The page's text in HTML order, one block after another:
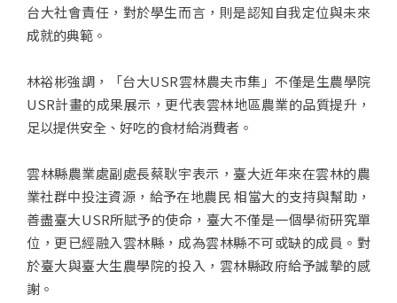
台大社會責任，對於學生而言，則是認知自我定位與未來
成就的典範。
林裕彬強調，「台大USR雲林農夫市集」不僅是生農學院
USR計畫的成果展示，更代表雲林地區農業的品質提升，
足以提供安全、好吃的食材給消費者。
雲林縣農業處副處長蔡耿宇表示，臺大近年來在雲林的農
業社群中投注資源，給予在地農民 相當大的支持與幫助，
善盡臺大USR所賦予的使命，臺大不僅是一個學術研究單
位，更已經融入雲林縣，成為雲林縣不可或缺的成員。對
於臺大與臺大生農學院的投入，雲林縣政府給予誠摯的感
謝。